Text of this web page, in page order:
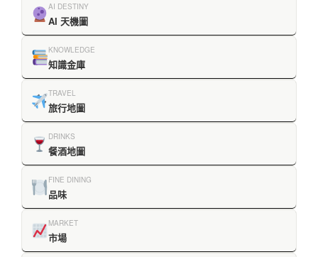
AI DESTINY
AI 天機圖
KNOWLEDGE
知識金庫
TRAVEL
旅行地圖
DRINKS
餐酒地圖
FINE DINING
品味
MARKET
市場